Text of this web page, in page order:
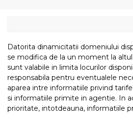
Datorita dinamicitatii domeniului
se modifica de la un moment la
sunt valabile in limita locurilor
responsabila pentru eventualele
aparea intre informatiile privind
si informatiile primite in agentie. In
prioritate, intotdeauna, informatiile